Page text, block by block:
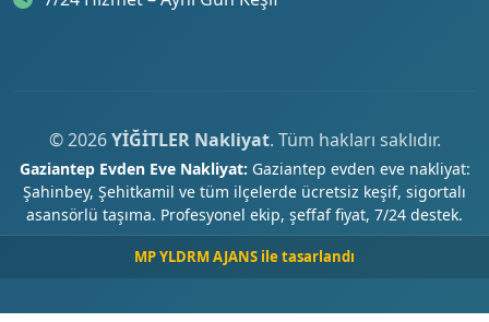
© 2026YİĞİTLER Nakliyat. Tüm hakları saklıdır.
Gaziantep Evden Eve Nakliyat: Gaziantep evden eve nakliyat:
Şahinbey, Şehitkamil ve tüm ilçelerde ücretsiz keşif, sigortalı
asansörlü taşıma. Profesyonel ekip, şeffaf fiyat, 7/24 destek.
MP YLDRM AJANS ile tasarlandı